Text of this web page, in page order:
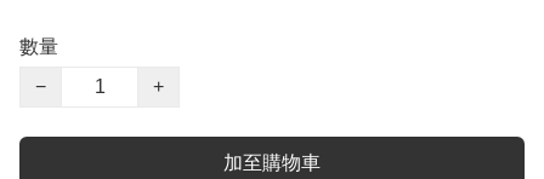
數量
−
+
加至購物車